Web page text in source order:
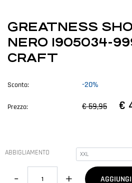
GREATNESS
NERO 1905034-
CRAFT
Sconto: -20%
Prezzo: € 59,95 €
ABBIGLIAMENTO
Quantità
AGGIUNGI